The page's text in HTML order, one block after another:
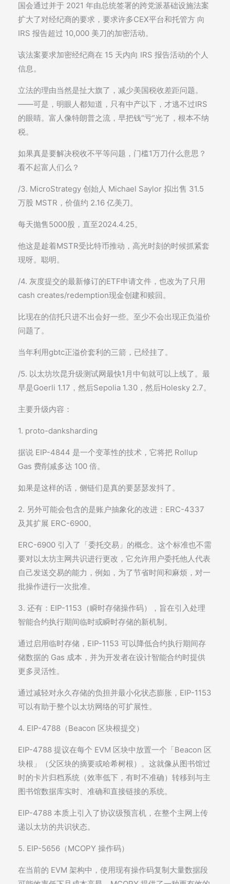
国会通过并于 2021 年由总统签署的跨党派基础设施法案
扩大了对经纪商的要求，要求许多CEX平台和托管方 向
IRS 报告超过 10,000 美刀的加密活动。
该法案要求加密经纪商在 15 天内向 IRS 报告活动的个人
信息。
立法的理由当然是扯大旗了，减少美国税收差距问题。
——可是，明眼人都知道，只有中产以下，才逃不过IRS
的眼睛。富人像特朗普之流，早把钱“亏”光了，根本不纳
税。
如果真是要解决税收不平等问题，门槛1万刀什么意思？
看不起富人们么？
/3. MicroStrategy 创始人 Michael Saylor 拟出售 31.5
万股 MSTR，价值约 2.16 亿美刀。
每天抛售5000股，直至2024.4.25。
他这是趁着MSTR受比特币推动，高光时刻的时候抓紧套
现呀。聪明。
/4. 灰度提交的最新修订的ETF申请文件，也改为了只用
cash creates/redemption现金创建和赎回。
比现在的信托只进不出会好一些。至少不会出现正负溢价
问题了。
当年利用gbtc正溢价套利的三箭，已经挂了。
/5. 以太坊坎昆升级测试网最快1月中旬就可以上线了。最
早是Goerli 1.17，然后Sepolia 1.30，然后Holesky 2.7。
主要升级内容：
1. proto-danksharding
据说 EIP-4844 是一个变革性的技术，它将把 Rollup
Gas 费削减多达 100 倍。
如果是这样的话，侧链们是真的要瑟瑟发抖了。
2. 另外可能会包含的是账户抽象化的改进：ERC-4337
及其扩展 ERC-6900。
ERC-6900 引入了「委托交易」的概念。这个标准也不需
要对以太坊主网共识进行更改，它允许用户委托他人代表
自己发送交易的能力，例如，为了节省时间和麻烦，对一
批操作进行一次批准。
3. 还有：EIP-1153（瞬时存储操作码），旨在引入处理
智能合约执行期间临时或瞬时存储的新机制。
通过启用临时存储，EIP-1153 可以降低合约执行期间存
储数据的 Gas 成本，并为开发者在设计智能合约时提供
更多灵活性。
通过减轻对永久存储的负担并最小化状态膨胀，EIP-1153
可以有助于整个以太坊网络的可扩展性。
4. EIP-4788（Beacon 区块根提交）
EIP-4788 提议在每个 EVM 区块中放置一个「Beacon 区
块根」（父区块的摘要或哈希树根）。这就像从图书馆过
时的卡片归档系统（效率低下，有时不准确）转移到与主
图书馆数据库实时、准确和直接链接的系统。
EIP-4788 本质上引入了协议级预言机，在整个主网上传
递以太坊的共识状态。
5. EIP-5656（MCOPY 操作码）
在当前的 EVM 架构中，使用现有操作码复制大量数据段